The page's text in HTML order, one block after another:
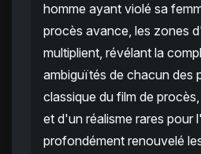
homme ayant violé sa
procès avance, les zones
multiplient, révélant la
ambiguïtés de chacun des
classique du film de
et d'un réalisme rares pour
profondément renouvelé